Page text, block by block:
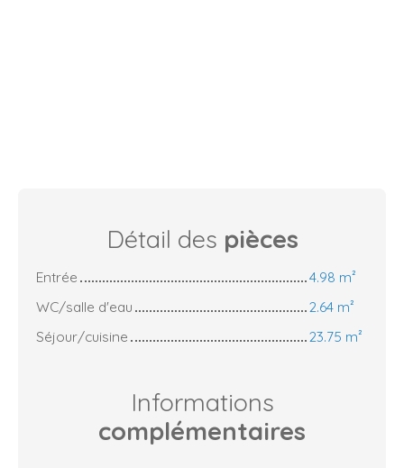
Détail des pièces
Entrée
4.98 m²
WC/salle d'eau
2.64 m²
Séjour/cuisine
23.75 m²
Informations
complémentaires